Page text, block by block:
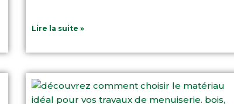
Lire la suite »